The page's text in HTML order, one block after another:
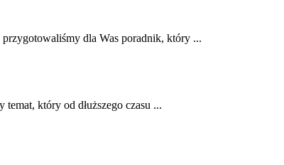
dla Was poradnik, który ...
który ‍od⁣ dłuższego czasu ...